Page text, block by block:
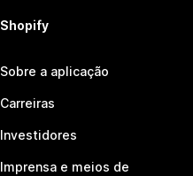
Shopify
Sobre a aplicação
Carreiras
Investidores
Imprensa e meios de